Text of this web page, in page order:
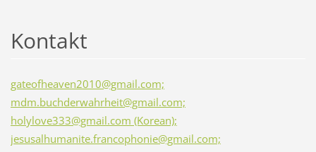
Kontakt
gateofheaven2010@gmail.com;
mdm.buchderwahrheit@gmail.com;
holylove333@gmail.com (Korean);
jesusalhumanite.francophonie@gmail.com;